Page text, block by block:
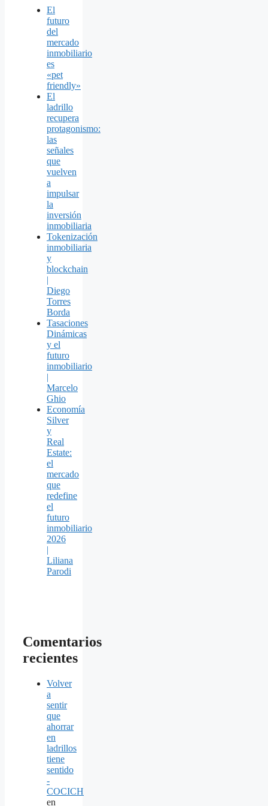
El
futuro
del
mercado
inmobiliario
es
«pet
friendly»
El
ladrillo
recupera
protagonismo:
las
señales
que
vuelven
a
impulsar
la
inversión
inmobiliaria
Tokenización
inmobiliaria
y
blockchain
|
Diego
Torres
Borda
Tasaciones
Dinámicas
y el
futuro
inmobiliario
|
Marcelo
Ghio
Economía
Silver
y
Real
Estate:
el
mercado
que
redefine
el
futuro
inmobiliario
2026
|
Liliana
Parodi
Comentarios
recientes
Volver
a
sentir
que
ahorrar
en
ladrillos
tiene
sentido
-
COCICH
en